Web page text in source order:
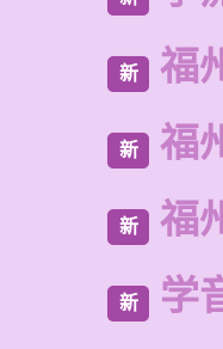
新 福
新 福
新 福
新 学